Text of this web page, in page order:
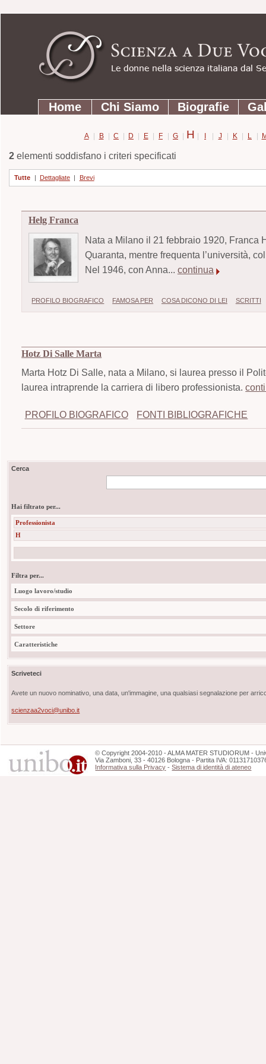
contenuti.
Strumenti
personali
SezioniHome Chi Siamo Biografie
A | B | C | D | E | F | G | H | I | J | K | L |
2elementi soddisfano i criteri specificati
Tutte | Dettagliate | Brevi
Helg Franca
Nata a Milano il 21 febbraio 1920,
Quaranta, mentre frequenta l’università,
Nel 1946, con Anna... continua
PROFILO BIOGRAFICO FAMOSA PER COSA DICONO DI LEI SCRITTI
Hotz Di Salle Marta
Marta Hotz Di Salle, nata a Milano, si laurea presso il
laurea intraprende la carriera di libero professionista.
PROFILO BIOGRAFICO FONTI BIBLIOGRAFICHE
Cerca
Hai filtrato per...
Professionista
H
Filtra per...
Luogo lavoro/studio
Secolo di riferimento
Settore
Caratteristiche
Scriveteci
Avete un nuovo nominativo, una data, un'immagine, una qualsiasi segnalazione per
scienzaa2voci@unibo.it
©Copyright 2004-2010 - ALMA MATER STUDIORUM -
Via Zamboni, 33 - 40126 Bologna - Partita IVA:
Informativa sulla Privacy -Sistema di identità di ateneo